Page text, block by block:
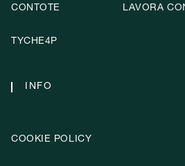
CONTOTE
TYCHE4P
LAVORA
INFO
COOKIE POLICY